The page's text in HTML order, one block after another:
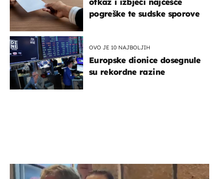
otkaz i izbjeći najčešće
pogreške te sudske sporove
OVO JE 10 NAJBOLJIH
Europske dionice dosegnule
su rekordne razine